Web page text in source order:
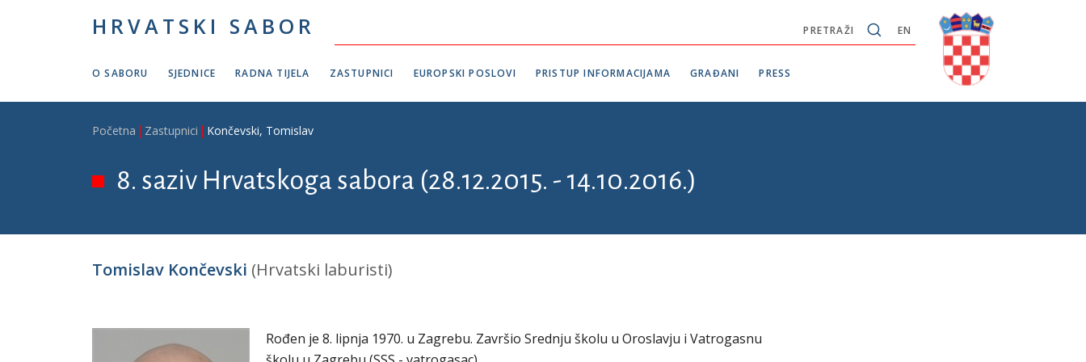
HRVATSKI SABOR EN
PRETRAŽI
O SABORU SJEDNICE RADNA TIJELA ZASTUPNICI EUROPSKI POSLOVI PRISTUP INFORMACIJAMA GRAĐANI PRESS
Breadcrumb
Početna Zastupnici Končevski, Tomislav
8. saziv Hrvatskoga sabora (28.12.2015. - 14.10.2016.)
Tomislav Končevski (Hrvatski laburisti)
Rođen je 8. lipnja 1970. u Zagrebu. Završio Srednju školu u Oroslavju i Vatrogasnu